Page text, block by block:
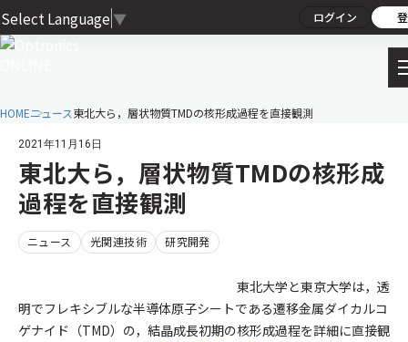
Select Language ▼ ログイン
HOMEニュース東北大ら，層状物質TMDの核形成過程を直接観測
2021年11月16日
東北大ら，層状物質TMDの核形成
過程を直接観測
ニュース 光関連技術 研究開発
東北大学と東京大学は，透
明でフレキシブルな半導体原子シートである遷移金属ダイカルコ
ゲナイド（TMD）の，結晶成長初期の核形成過程を詳細に直接観